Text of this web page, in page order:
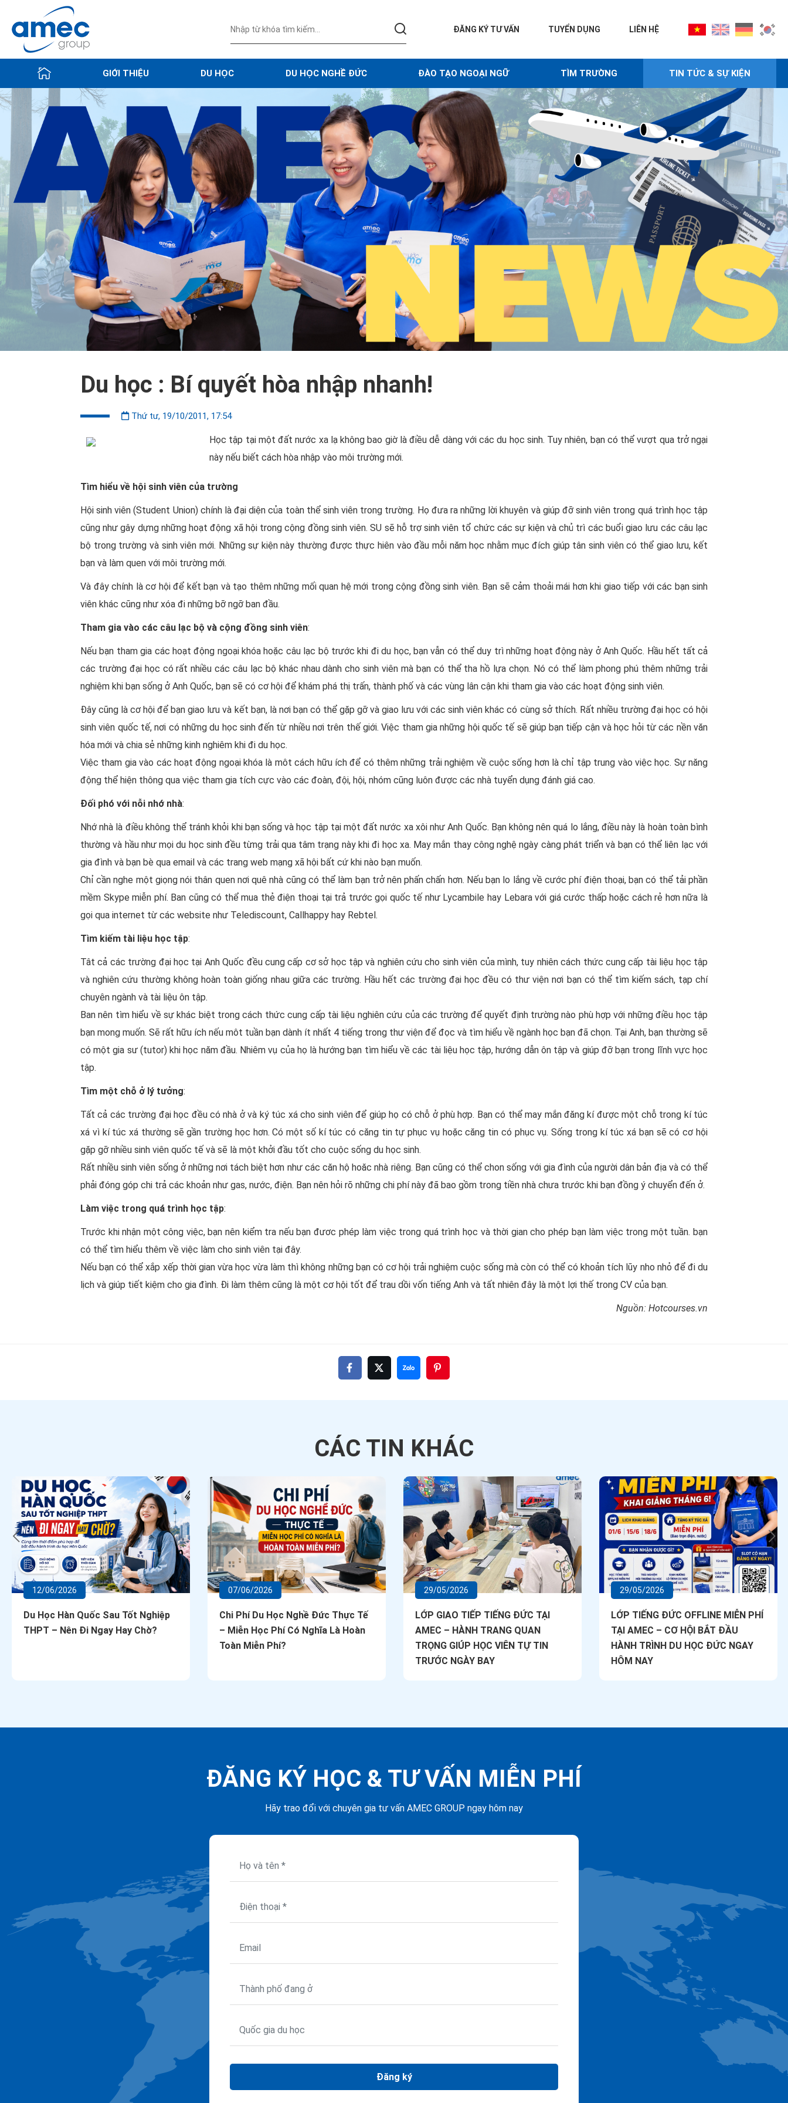
ĐĂNG KÝ TƯ VẤN TUYỂN DỤNG LIÊN HỆ
GIỚI THIỆU DU HỌC DU HỌC NGHỀ ĐỨC ĐÀO TẠO NGOẠI NGỮ TÌM TRƯỜNG TIN TỨC & SỰ KIỆN
Du học : Bí quyết hòa nhập nhanh!
Thứ tư, 19/10/2011, 17:54
Học tập tại một đất nước xa lạ không bao giờ là điều dễ dàng với cácdu học sinh. Tuy nhiên, bạn có thể vượt qua trở ngại
này nếu biết cách hòa nhập vào môi trường mới.
Tìm hiểu về hội sinh viên của trường
Hội sinh viên (Student Union) chính là đại diện của toàn thể sinh viên trong trường. Họ đưa ra những lời khuyên và giúp đỡ sinh viên trong quá trình học tập
cũng như gây dựng những hoạt động xã hội trong cộng đồng sinh viên. SU sẽ hỗ trợ sinh viên tổ chức các sự kiện và chủ trì các buổi giao lưu các câu lạc
bộ trong trường và sinh viên mới. Những sự kiện này thường được thực hiên vào đầu mỗi năm học nhằm mục đích giúp tân sinh viên có thể giao lưu, kết
bạn và làm quen với môi trường mới.
Và đây chính là cơ hội để kết bạn và tạo thêm những mối quan hệ mới trong cộng đồng sinh viên. Bạn sẽ cảm thoải mái hơn khi giao tiếp với các bạn sinh
viên khác cũng như xóa đi những bỡ ngỡ ban đầu.
Tham gia vào các câu lạc bộ và cộng đồng sinh viên:
Nếu bạn tham gia các hoạt động ngoại khóa hoặc câu lạc bộ trước khi đi du học, bạn vẫn có thể duy trì những hoạt động này ở Anh Quốc. Hầu hết tất cả
các trường đại học có rất nhiều các câu lạc bộ khác nhau dành cho sinh viên mà bạn có thể tha hồ lựa chọn. Nó có thể làm phong phú thêm những trải
nghiệm khi bạn sống ở Anh Quốc, bạn sẽ có cơ hội để khám phá thị trấn, thành phố và các vùng lân cận khi tham gia vào các hoạt động sinh viên.
Đây cũng là cơ hội để bạn giao lưu và kết bạn, là nơi bạn có thể gặp gỡ và giao lưu với các sinh viên khác có cùng sở thích. Rất nhiều trường đại học có hội
sinh viên quốc tế, nơi có những du học sinh đến từ nhiều nơi trên thế giới. Việc tham gia những hội quốc tế sẽ giúp bạn tiếp cận và học hỏi từ các nền văn
hóa mới và chia sẻ những kinh nghiêm khi đi du học.
Việc tham gia vào các hoạt động ngoại khóa là môt cách hữu ích để có thêm những trải nghiệm về cuộc sống hơn là chỉ tập trung vào việc học. Sự năng
động thể hiện thông qua việc tham gia tích cực vào các đoàn, đội, hội, nhóm cũng luôn được các nhà tuyển dụng đánh giá cao.
Đối phó với nỗi nhớ nhà:
Nhớ nhà là điều không thể tránh khỏi khi bạn sống và học tập tại một đất nước xa xôi như Anh Quốc. Bạn không nên quá lo lắng, điều này là hoàn toàn bình
thường và hầu như mọi du học sinh đều từng trải qua tâm trạng này khi đi học xa. May mắn thay công nghệ ngày càng phát triển và bạn có thể liên lạc với
gia đình và bạn bè qua email và các trang web mạng xã hội bất cứ khi nào bạn muốn.
Chỉ cần nghe một giọng nói thân quen nơi quê nhà cũng có thể làm bạn trở nên phấn chấn hơn. Nếu bạn lo lắng về cước phí điện thoại, bạn có thể tải phần
mềm Skype miễn phí. Ban cũng có thể mua thẻ điện thoại tại trả trước gọi quốc tế như Lycambile hay Lebara với giá cước thấp hoặc cách rẻ hơn nữa là
gọi qua internet từ các website như Telediscount, Callhappy hay Rebtel.
Tìm kiếm tài liệu học tập:
Tât cả các trường đại học tại Anh Quốc đều cung cấp cơ sở học tập và nghiên cứu cho sinh viên của mình, tuy nhiên cách thức cung cấp tài liệu học tập
và nghiên cứu thường không hoàn toàn giống nhau giữa các trường. Hầu hết các trường đại học đều có thư viện nơi bạn có thể tìm kiếm sách, tạp chí
chuyên ngành và tài liệu ôn tập.
Ban nên tìm hiểu về sự khác biệt trong cách thức cung cấp tài liệu nghiên cứu của các trường để quyết định trường nào phù hợp với những điều học tập
bạn mong muốn. Sẽ rất hữu ích nếu môt tuần bạn dành ít nhất 4 tiếng trong thư viện để đọc và tìm hiểu về ngành học bạn đã chọn. Tại Anh, bạn thường sẽ
có một gia sư (tutor) khi học năm đầu. Nhiêm vụ của họ là hướng bạn tìm hiểu về các tài liệu học tập, hướng dẫn ôn tập và giúp đỡ bạn trong lĩnh vực học
tập.
Tìm một chỗ ở lý tưởng:
Tất cả các trường đại học đều có nhà ở và ký túc xá cho sinh viên để giúp họ có chỗ ở phù hợp. Bạn có thể may mắn đăng kí được một chỗ trong kí túc
xá vì kí túc xá thường sẽ gần trường học hơn. Có một số kí túc có căng tin tự phục vụ hoặc căng tin có phục vụ. Sống trong kí túc xá bạn sẽ có cơ hội
gặp gỡ nhiều sinh viên quốc tế và sẽ là một khởi đầu tốt cho cuộc sống du học sinh.
Rất nhiều sinh viên sống ở những nơi tách biệt hơn như các căn hộ hoăc nhà riêng. Bạn cũng có thể chon sống với gia đình của người dân bản địa và có thể
phải đóng góp chi trả các khoản như gas, nước, điện. Bạn nên hỏi rõ những chi phí này đã bao gồm trong tiền nhà chưa trước khi bạn đồng ý chuyển đến ở.
Làm việc trong quá trình học tập:
Trước khi nhận một công việc, bạn nên kiểm tra nếu bạn đươc phép làm việc trong quá trình học và thời gian cho phép bạn làm việc trong một tuần. bạn
có thể tìm hiểu thêm về việc làm cho sinh viên tại đây.
Nếu bạn có thể xắp xếp thời gian vừa học vừa làm thì không những bạn có cơ hội trải nghiệm cuộc sống mà còn có thể có khoản tích lũy nho nhỏ để đi du
lịch và giúp tiết kiệm cho gia đình. Đi làm thêm cũng là một cơ hội tốt để trau dồi vốn tiếng Anh và tất nhiên đây là một lợi thế trong CV của bạn.
Nguồn: Hotcourses.vn
CÁC TIN KHÁC
12/06/2026
Du Học Hàn Quốc Sau Tốt Nghiệp
THPT – Nên Đi Ngay Hay Chờ?
07/06/2026
Chi Phí Du Học Nghề Đức Thực Tế
– Miễn Học Phí Có Nghĩa Là Hoàn
Toàn Miễn Phí?
29/05/2026
LỚP GIAO TIẾP TIẾNG ĐỨC TẠI
AMEC – HÀNH TRANG QUAN
TRỌNG GIÚP HỌC VIÊN TỰ TIN
TRƯỚC NGÀY BAY
29/05/2026
LỚP TIẾNG ĐỨC OFFLINE MIỄN PHÍ
TẠI AMEC – CƠ HỘI BẮT ĐẦU
HÀNH TRÌNH DU HỌC ĐỨC NGAY
HÔM NAY
ĐĂNG KÝ HỌC & TƯ VẤN MIỄN PHÍ
Hãy trao đổi với chuyên gia tư vấn AMEC GROUP ngay hôm nay
Đăng ký